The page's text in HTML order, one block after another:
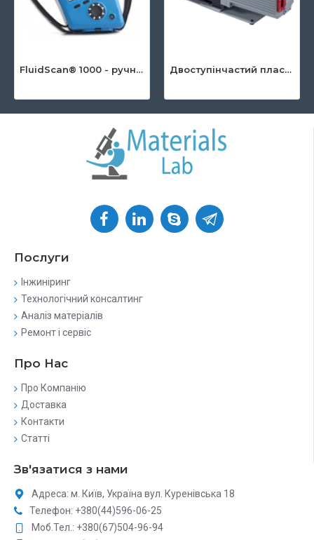
FluidScan® 1000 - ручний інфрачервоний аналізатор оливи Двоступінчастий пластинчато-роторний насос серії DuoLine ™
Послуги
Інжиніринг
Технологічний консалтинг
Аналіз матеріалів
Ремонт і сервіс
Про Нас
Про Компанію
Доставка
Контакти
Статті
Зв'язатися з нами
Адреса: м. Київ, Україна вул. Куренівська 18
Телефон: +380(44)596-06-25
Моб.Тел.: +380(67)504-96-94